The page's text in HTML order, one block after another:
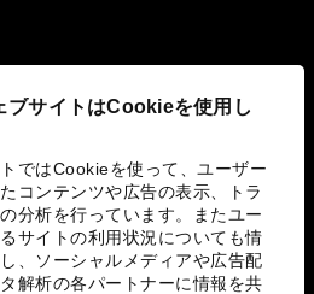
ブサイトはCookieを使用し
ではCookieを使って、ユーザー
コンテンツや広告の表示、トラ
分析を行っています。またユー
サイトの利用状況についても情
、ソーシャルメディアや広告配
解析の各パートナーに情報を共
組み